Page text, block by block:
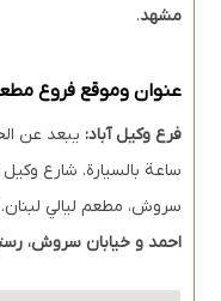
مشهد.
عنوان وموقع فروع
فرع وكيل آباد: يبعد عن
ساعة بالسيارة. شارع
سروش، مطعم ليالي لبنان.
احمد و خیابان سروش،